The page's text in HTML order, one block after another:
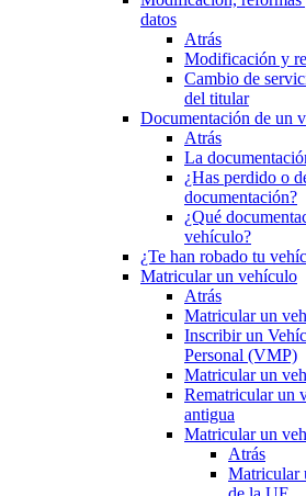
datos
Atrás
Modificación y
Cambio de
del titular
Documentación de un
Atrás
La
¿Has perdido o
documentación?
¿Qué
vehículo?
¿Te han robado tu
Matricular un vehículo
Atrás
Matricular un
Inscribir un
Personal (VMP)
Matricular un
Rematricular un
antigua
Matricular un
Atrás
Matricular